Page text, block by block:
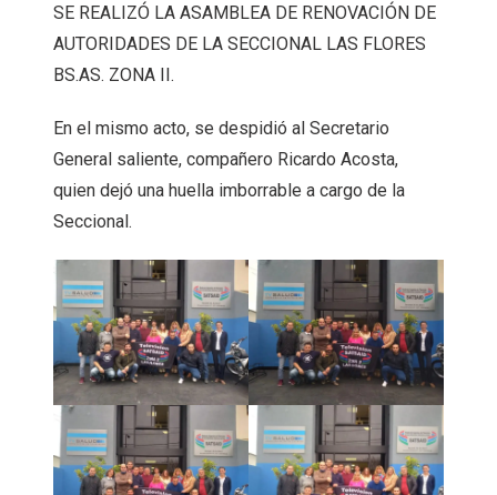
SE REALIZÓ LA ASAMBLEA DE RENOVACIÓN DE
AUTORIDADES DE LA SECCIONAL LAS FLORES
BS.AS. ZONA II.
En el mismo acto, se despidió al Secretario
General saliente, compañero Ricardo Acosta,
quien dejó una huella imborrable a cargo de la
Seccional.